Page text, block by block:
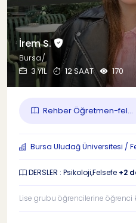
İrem S.
Bursa/
3 YIL
12 SAAT 170
Rehber Öğretmen-fel...
Bursa Uludağ Üniversitesi /
DERSLER : Psikoloji,Felsefe +2
Lise grubu öğrencilerine öğrenci